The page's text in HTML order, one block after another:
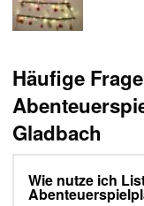
Häufige
Gladbach
Wie nutze ich